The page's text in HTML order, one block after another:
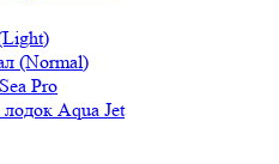
(Normal)
Pro
Aqua Jet